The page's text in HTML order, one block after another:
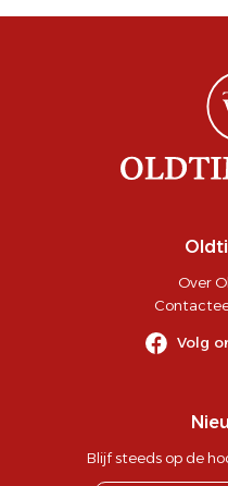
Over
Volg
Blijf steeds op de